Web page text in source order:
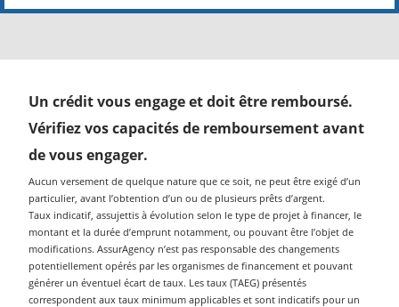
Un crédit vous engage et doit être remboursé.
Vérifiez vos capacités de remboursement avant
de vous engager.
Aucun versement de quelque nature que ce soit, ne peut être exigé d’un
particulier, avant l’obtention d’un ou de plusieurs prêts d’argent.
Taux indicatif, assujettis à évolution selon le type de projet à financer, le
montant et la durée d’emprunt notamment, ou pouvant être l’objet de
modifications. AssurAgency n’est pas responsable des changements
potentiellement opérés par les organismes de financement et pouvant
générer un éventuel écart de taux. Les taux (TAEG) présentés
correspondent aux taux minimum applicables et sont indicatifs pour un